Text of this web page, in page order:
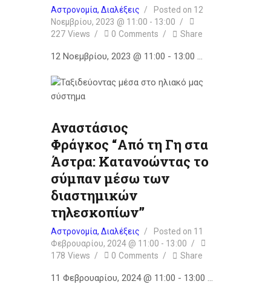
Αστρονομία, Διαλέξεις Posted on 12
Νοεμβρίου, 2023 @ 11:00 - 13:00
227 Views 0 Comments Share
12 Νοεμβρίου, 2023 @ 11:00 - 13:00 …
Αναστάσιος
Φράγκος “Από τη Γη στα
Άστρα: Κατανοώντας το
σύμπαν μέσω των
διαστημικών
τηλεσκοπίων”
Αστρονομία, Διαλέξεις Posted on 11
Φεβρουαρίου, 2024 @ 11:00 - 13:00
178 Views 0 Comments Share
11 Φεβρουαρίου, 2024 @ 11:00 - 13:00 …